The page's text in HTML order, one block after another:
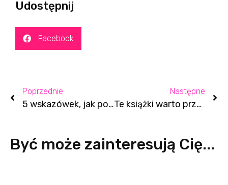
Udostępnij
Facebook
Poprzednie
5 wskazówek, jak poradzić sobie z elektryzowaniem się włosów zimą
Następne
Te książki warto przeczytać w 2023 roku!
Być może zainteresują Cię...